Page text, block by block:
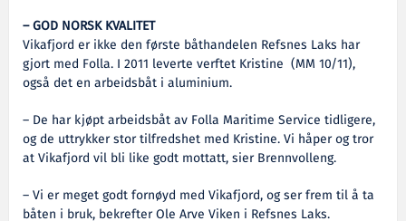
– GOD NORSK KVALITET
Vikafjord er ikke den første båthandelen Refsnes Laks har
gjort med Folla. I 2011 leverte verftet Kristine (MM 10/11),
også det en arbeidsbåt i aluminium.
– De har kjøpt arbeidsbåt av Folla Maritime Service tidligere,
og de uttrykker stor tilfredshet med Kristine. Vi håper og tror
at Vikafjord vil bli like godt mottatt, sier Brennvolleng.
– Vi er meget godt fornøyd med Vikafjord, og ser frem til å ta
båten i bruk, bekrefter Ole Arve Viken i Refsnes Laks.